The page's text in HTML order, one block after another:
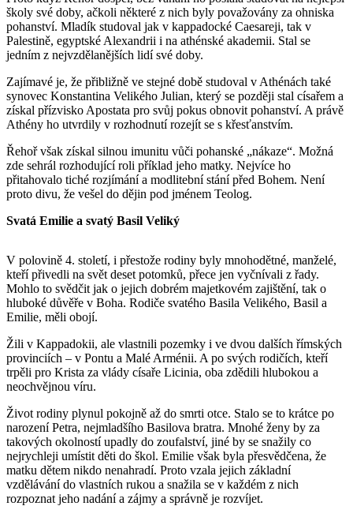
školy své doby, ačkoli některé z nich byly považovány za ohniska
pohanství. Mladík studoval jak v kappadocké Caesareji, tak v
Palestině, egyptské Alexandrii i na athénské akademii. Stal se
jedním z nejvzdělanějších lidí své doby.
Zajímavé je, že přibližně ve stejné době studoval v Athénách také
synovec Konstantina Velikého Julian, který se později stal císařem a
získal přízvisko Apostata pro svůj pokus obnovit pohanství. A právě
Athény ho utvrdily v rozhodnutí rozejít se s křesťanstvím.
Řehoř však získal silnou imunitu vůči pohanské „nákaze“. Možná
zde sehrál rozhodující roli příklad jeho matky. Nejvíce ho
přitahovalo tiché rozjímání a modlitební stání před Bohem. Není
proto divu, že vešel do dějin pod jménem Teolog.
Svatá Emilie a svatý Basil Veliký
V polovině 4. století, i přestože rodiny byly mnohodětné, manželé,
kteří přivedli na svět deset potomků, přece jen vyčnívali z řady.
Mohlo to svědčit jak o jejich dobrém majetkovém zajištění, tak o
hluboké důvěře v Boha. Rodiče svatého Basila Velikého, Basil a
Emilie, měli obojí.
Žili v Kappadokii, ale vlastnili pozemky i ve dvou dalších římských
provinciích – v Pontu a Malé Arménii. A po svých rodičích, kteří
trpěli pro Krista za vlády císaře Licinia, oba zdědili hlubokou a
neochvějnou víru.
Život rodiny plynul pokojně až do smrti otce. Stalo se to krátce po
narození Petra, nejmladšího Basilova bratra. Mnohé ženy by za
takových okolností upadly do zoufalství, jiné by se snažily co
nejrychleji umístit děti do škol. Emilie však byla přesvědčena, že
matku dětem nikdo nenahradí. Proto vzala jejich základní
vzdělávání do vlastních rukou a snažila se v každém z nich
rozpoznat jeho nadání a zájmy a správně je rozvíjet.